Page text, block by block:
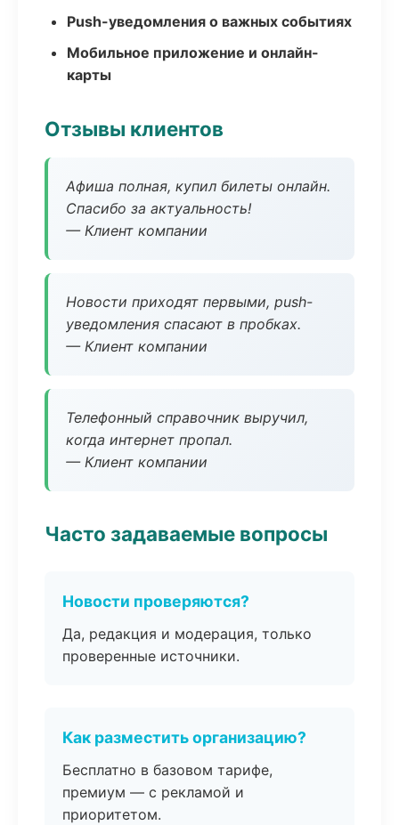
Push-уведомления о важных событиях
Мобильное приложение и онлайн-
карты
Отзывы клиентов
Афиша полная, купил билеты онлайн.
Спасибо за актуальность!
— Клиент компании
Новости приходят первыми, push-
уведомления спасают в пробках.
— Клиент компании
Телефонный справочник выручил,
когда интернет пропал.
— Клиент компании
Часто задаваемые вопросы
Новости проверяются?
Да, редакция и модерация, только
проверенные источники.
Как разместить организацию?
Бесплатно в базовом тарифе,
премиум — с рекламой и
приоритетом.